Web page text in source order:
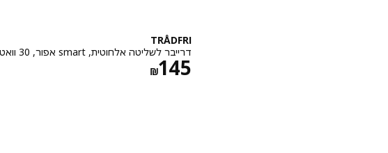
TRÅDFRI
דרייבר לשליטה אלחוטית, smart אפור, 30 וואט
‏₪145